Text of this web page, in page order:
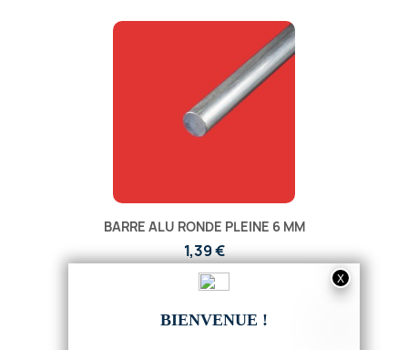
BARRE ALU RONDE PLEINE 6 MM
1,39 €
4.8/